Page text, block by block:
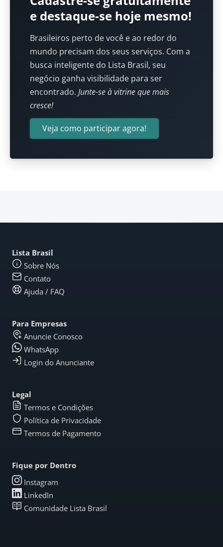
e destaque-se hoje mesmo!
Brasileiros perto de você e ao redor do
mundo precisam dos seus serviços. Com a
busca inteligente do Lista Brasil, seu
negócio ganha visibilidade para ser
encontrado. Junte-se à vitrine que mais
cresce!
Veja como participar agora!
Lista Brasil
Sobre Nós
Contato
Ajuda / FAQ
Para Empresas
Anuncie Conosco
WhatsApp
Login do Anunciante
Legal
Termos e Condições
Política de Privacidade
Termos de Pagamento
Fique por Dentro
Instagram
LinkedIn
Comunidade Lista Brasil